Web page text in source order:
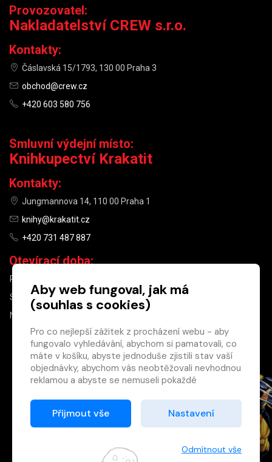
×
Máte u nás již
registrovaný
účet?
Registrací získáte slevu
na zboží ve výši 15 %
Provozovatel:
Nakladatelství CREW s.r.o.
Kontakty:
Čáslavská 15/1793, 130 00 Praha 3
obchod@crew.cz
+420 603 580 756
Smluvní výdejní místo:
Knihkupectví Krakatit
Kontakty:
Jungmannova 14, 110 00 Praha 1
knihy@krakatit.cz
+420 731 487 887
Otevírací doba:
PO–PÁ
SO
10:00–13:00
NE
Zásady cookies
Aby web fungoval, jak má
(souhlas s cookies)
Pro co nejlepší zážitek z procházení webu - aby
fungovalo vyhledávání, abychom si pamatovali, co
máte v košíku, abyste jednoduše zjistili stav vaší
objednávky, abychom vás neobtěžovali nevhodnou
reklamou a abyste se nemuseli pokaždé
Proto od vás potřebujeme souhlas se
zpracováním souborů cookies
Děkujeme, že nám ho dáte a pomůžete nám tak
Přijmout vše Nastavení
Odmítnout vše